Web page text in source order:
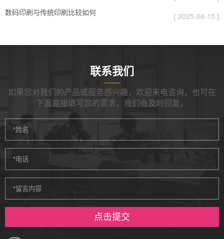
数码印刷与传统印刷比较如何
[ 2025-08-15 ]
联系我们
如果您对我们的产品或服务感兴趣，欢迎来电咨询，也可在
下面直接填写您的需求，我们会及时回复。
点击提交